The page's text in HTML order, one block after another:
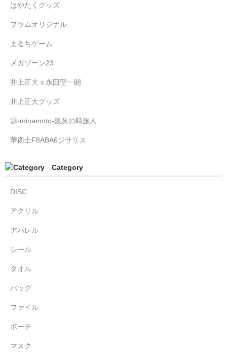
はやたくグッズ
プラムオリジナル
まるちゲーム
メガゾーン23
井上正大ｘ永田聖一朗
井上正大グッズ
源-minamoto-銀灰の時旅人
華衛士F8ABA6ジサリス
Category
DISC
アクリル
アパレル
シール
タオル
バッグ
ファイル
ポーチ
マスク